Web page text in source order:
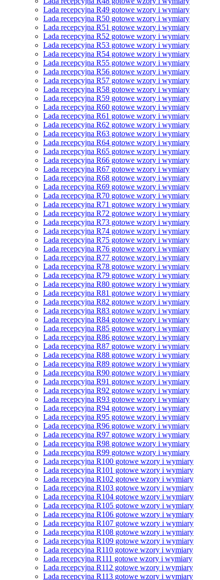
Lada recepcyjna R49 gotowe wzory i wymiary
Lada recepcyjna R50 gotowe wzory i wymiary
Lada recepcyjna R51 gotowe wzory i wymiary
Lada recepcyjna R52 gotowe wzory i wymiary
Lada recepcyjna R53 gotowe wzory i wymiary
Lada recepcyjna R54 gotowe wzory i wymiary
Lada recepcyjna R55 gotowe wzory i wymiary
Lada recepcyjna R56 gotowe wzory i wymiary
Lada recepcyjna R57 gotowe wzory i wymiary
Lada recepcyjna R58 gotowe wzory i wymiary
Lada recepcyjna R59 gotowe wzory i wymiary
Lada recepcyjna R60 gotowe wzory i wymiary
Lada recepcyjna R61 gotowe wzory i wymiary
Lada recepcyjna R62 gotowe wzory i wymiary
Lada recepcyjna R63 gotowe wzory i wymiary
Lada recepcyjna R64 gotowe wzory i wymiary
Lada recepcyjna R65 gotowe wzory i wymiary
Lada recepcyjna R66 gotowe wzory i wymiary
Lada recepcyjna R67 gotowe wzory i wymiary
Lada recepcyjna R68 gotowe wzory i wymiary
Lada recepcyjna R69 gotowe wzory i wymiary
Lada recepcyjna R70 gotowe wzory i wymiary
Lada recepcyjna R71 gotowe wzory i wymiary
Lada recepcyjna R72 gotowe wzory i wymiary
Lada recepcyjna R73 gotowe wzory i wymiary
Lada recepcyjna R74 gotowe wzory i wymiary
Lada recepcyjna R75 gotowe wzory i wymiary
Lada recepcyjna R76 gotowe wzory i wymiary
Lada recepcyjna R77 gotowe wzory i wymiary
Lada recepcyjna R78 gotowe wzory i wymiary
Lada recepcyjna R79 gotowe wzory i wymiary
Lada recepcyjna R80 gotowe wzory i wymiary
Lada recepcyjna R81 gotowe wzory i wymiary
Lada recepcyjna R82 gotowe wzory i wymiary
Lada recepcyjna R83 gotowe wzory i wymiary
Lada recepcyjna R84 gotowe wzory i wymiary
Lada recepcyjna R85 gotowe wzory i wymiary
Lada recepcyjna R86 gotowe wzory i wymiary
Lada recepcyjna R87 gotowe wzory i wymiary
Lada recepcyjna R88 gotowe wzory i wymiary
Lada recepcyjna R89 gotowe wzory i wymiary
Lada recepcyjna R90 gotowe wzory i wymiary
Lada recepcyjna R91 gotowe wzory i wymiary
Lada recepcyjna R92 gotowe wzory i wymiary
Lada recepcyjna R93 gotowe wzory i wymiary
Lada recepcyjna R94 gotowe wzory i wymiary
Lada recepcyjna R95 gotowe wzory i wymiary
Lada recepcyjna R96 gotowe wzory i wymiary
Lada recepcyjna R97 gotowe wzory i wymiary
Lada recepcyjna R98 gotowe wzory i wymiary
Lada recepcyjna R99 gotowe wzory i wymiary
Lada recepcyjna R100 gotowe wzory i wymiary
Lada recepcyjna R101 gotowe wzory i wymiary
Lada recepcyjna R102 gotowe wzory i wymiary
Lada recepcyjna R103 gotowe wzory i wymiary
Lada recepcyjna R104 gotowe wzory i wymiary
Lada recepcyjna R105 gotowe wzory i wymiary
Lada recepcyjna R106 gotowe wzory i wymiary
Lada recepcyjna R107 gotowe wzory i wymiary
Lada recepcyjna R108 gotowe wzory i wymiary
Lada recepcyjna R109 gotowe wzory i wymiary
Lada recepcyjna R110 gotowe wzory i wymiary
Lada recepcyjna R111 gotowe wzory i wymiary
Lada recepcyjna R112 gotowe wzory i wymiary
Lada recepcyjna R113 gotowe wzory i wymiary